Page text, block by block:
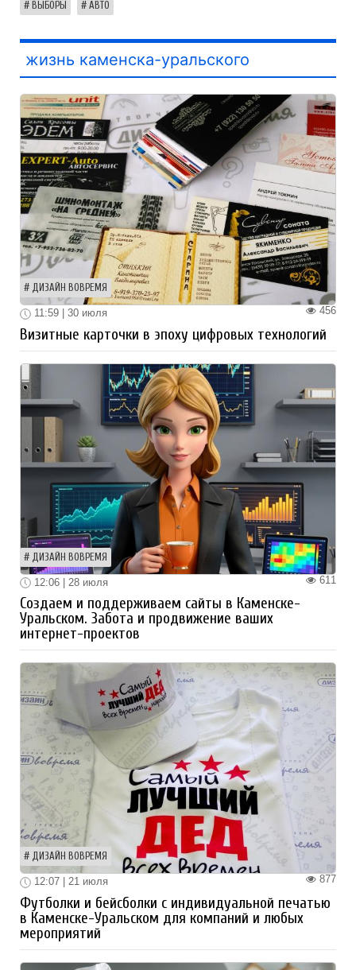
ВЫБОРЫ АВТО
жизнь каменска-уральского
ДИЗАЙН ВОВРЕМЯ
456
11:59 | 30 июля
Визитные карточки в эпоху цифровых технологий
ДИЗАЙН ВОВРЕМЯ
611
12:06 | 28 июля
Создаем и поддерживаем сайты в Каменске-
Уральском. Забота и продвижение ваших
интернет-проектов
ДИЗАЙН ВОВРЕМЯ
877
12:07 | 21 июля
Футболки и бейсболки с индивидуальной печатью
в Каменске-Уральском для компаний и любых
мероприятий